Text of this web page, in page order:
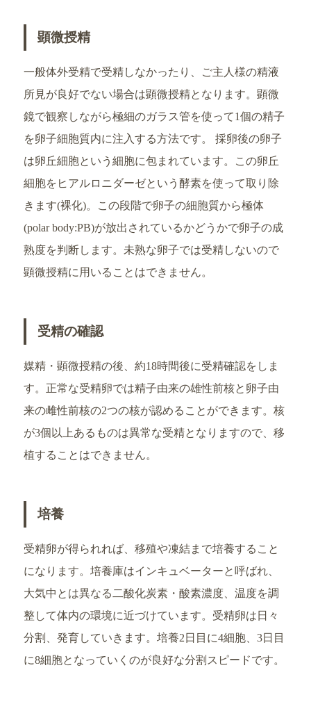
顕微授精
一般体外受精で受精しなかったり、ご主人様の精液
所見が良好でない場合は顕微授精となります。顕微
鏡で観察しながら極細のガラス管を使って1個の精子
を卵子細胞質内に注入する方法です。 採卵後の卵子
は卵丘細胞という細胞に包まれています。この卵丘
細胞をヒアルロニダーゼという酵素を使って取り除
きます(裸化)。この段階で卵子の細胞質から極体
(polar body:PB)が放出されているかどうかで卵子の成
熟度を判断します。未熟な卵子では受精しないので
顕微授精に用いることはできません。
受精の確認
媒精・顕微授精の後、約18時間後に受精確認をしま
す。正常な受精卵では精子由来の雄性前核と卵子由
来の雌性前核の2つの核が認めることができます。核
が3個以上あるものは異常な受精となりますので、移
植することはできません。
培養
受精卵が得られれば、移殖や凍結まで培養すること
になります。培養庫はインキュベーターと呼ばれ、
大気中とは異なる二酸化炭素・酸素濃度、温度を調
整して体内の環境に近づけています。受精卵は日々
分割、発育していきます。培養2日目に4細胞、3日目
に8細胞となっていくのが良好な分割スピードです。